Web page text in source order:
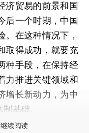
贸易的前景和国
后一个时期，中国
。在这种情况下，
取得成功，就要充
种手段，在保持经
力推进关键领域和
增长新动力，为中
基础。
续阅读